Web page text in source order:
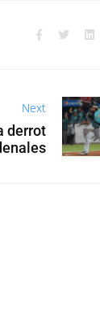
Next
derrot